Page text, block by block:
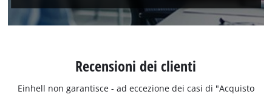
Recensioni dei clienti
Einhell non garantisce - ad eccezione dei casi di "Acquisto